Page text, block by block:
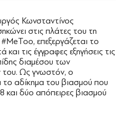
Κωνσταντίνος
στις πλάτες του τη
επεξεργάζεται το
και τις έγγραφες εξηγήσεις τις
διαμέσου των
του. Ως γνωστόν, ο
το αδίκημα του βιασμού που
και δύο απόπειρες βιασμού